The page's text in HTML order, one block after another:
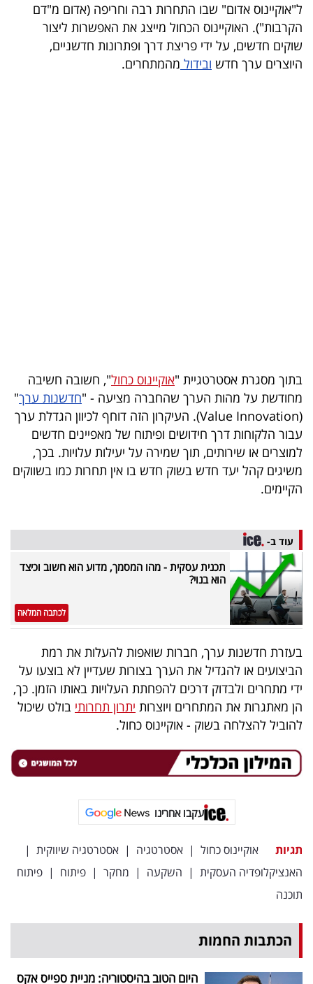
רכילות
עסקית
קריפטו
בריאות
תרבות
ופנאי
תיירות
TOP-
המילון
הכלכלי
פודקאסט
UNDER
40
פעולה
ניוזלטרים
אדום
ל"אוקיינוס אדום" שבו התחרות רבה וחריפה (אדום מ"דם
הקרבות"). האוקיינוס הכחול מייצג את האפשרות ליצור
שוקים חדשים, על ידי פריצת דרך ופתרונות חדשניים,
היוצרים ערך חדש ובידול מהמתחרים.
בתוך מסגרת אסטרטגיית "אוקיינוס כחול", חשובה חשיבה
מחודשת על מהות הערך שהחברה מציעה - "חדשנות ערך"
(Value Innovation). העיקרון הזה דוחף לכיוון הגדלת ערך
עבור הלקוחות דרך חידושים ופיתוח של מאפיינים חדשים
למוצרים או שירותים, תוך שמירה על יעילות עלויות. בכך,
משיגים קהל יעד חדש בשוק חדש בו אין תחרות כמו בשווקים
הקיימים.
עוד ב-
תכנית עסקית - מהו המסמך, מדוע הוא חשוב וכיצד
הוא בנוי?
לכתבה המלאה
בעזרת חדשנות ערך, חברות שואפות להעלות את רמת
הביצועים או להגדיל את הערך בצורות שעדיין לא בוצעו על
ידי מתחרים ולבדוק דרכים להפחתת העלויות באותו הזמן. כך,
הן מאתגרות את המתחרים ויוצרות יתרון תחרותי בולט שיכול
להוביל להצלחה בשוק - אוקיינוס כחול.
עקבו אחרינו
תגיות אוקיינוס כחול | אסטרטגיה | אסטרטגיה שיווקית |
האנציקלופדיה העסקית | השקעה | מחקר | פיתוח | פיתוח
תוכנה
הכתבות החמות
היום הטוב בהיסטוריה: מניית ספייס אקס